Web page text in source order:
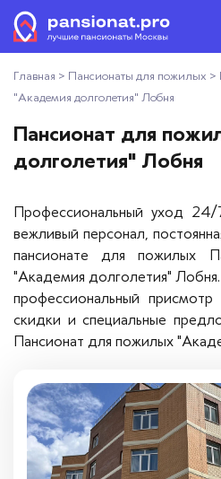
Пансионаты для
Дома престарелых
Пансионаты для
Хосписы
Как выбрать пансионат
Добавить пансионат
Вопросы — ответы
Новости
+7 (495)
Заказать
Главная > Пансионаты для пожилых >
"Академия долголетия" Лобня
Пансионат для
долголетия" Лобня
Профессиональный уход 24/
вежливый персонал,
пансионате для пожилых
"Академия долголетия" Лобня.
профессиональный
скидки и специальные
Пансионат для пожилых